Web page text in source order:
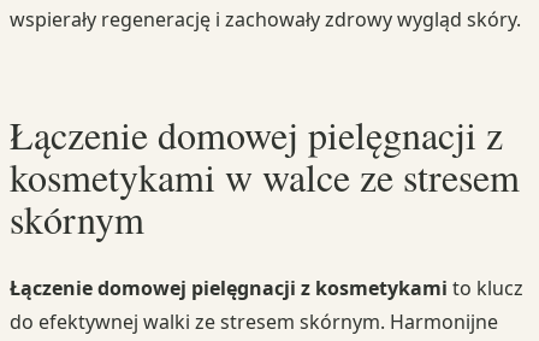
wspierały regenerację i zachowały zdrowy wygląd skóry.
Łączenie domowej pielęgnacji z
kosmetykami w walce ze stresem
skórnym
Łączenie domowej pielęgnacji z kosmetykami to klucz
do efektywnej walki ze stresem skórnym. Harmonijne